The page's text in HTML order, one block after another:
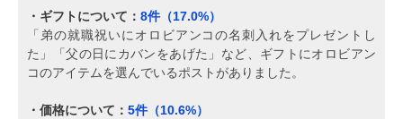
・ギフトについて： 8件（17.0%）
「弟の就職祝いにオロビアンコの名刺入れをプレゼントし
た」「父の日にカバンをあげた」など、ギフトにオロビアン
コのアイテムを選んでいるポストがありました。
・価格について： 5件（10.6%）